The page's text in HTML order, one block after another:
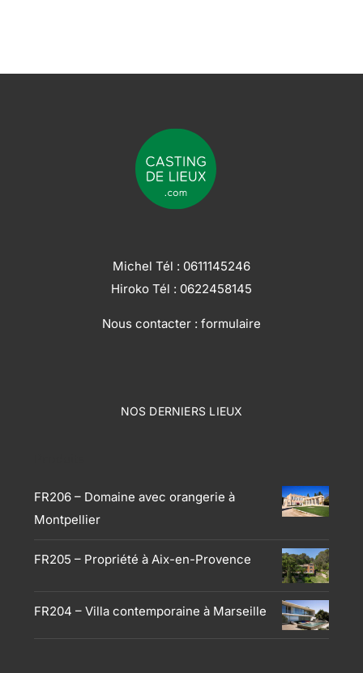
Michel Tél : 0611145246
Hiroko Tél : 0622458145
Nous contacter : formulaire
NOS DERNIERS LIEUX
FR206 – Domaine avec orangerie à
Montpellier
FR205 – Propriété à Aix-en-Provence
FR204 – Villa contemporaine à Marseille